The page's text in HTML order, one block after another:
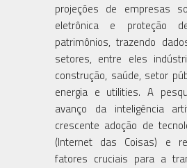
projeções de empresas
eletrônica e proteção
patrimônios, trazendo
setores, entre eles
construção, saúde, setor
energia e utilities. A
avanço da inteligência
crescente adoção de
(Internet das Coisas) e
fatores cruciais para a